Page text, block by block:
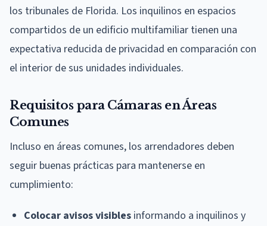
los tribunales de Florida. Los inquilinos en espacios
compartidos de un edificio multifamiliar tienen una
expectativa reducida de privacidad en comparación con
el interior de sus unidades individuales.
Requisitos para Cámaras en Áreas
Comunes
Incluso en áreas comunes, los arrendadores deben
seguir buenas prácticas para mantenerse en
cumplimiento:
Colocar avisos visibles informando a inquilinos y